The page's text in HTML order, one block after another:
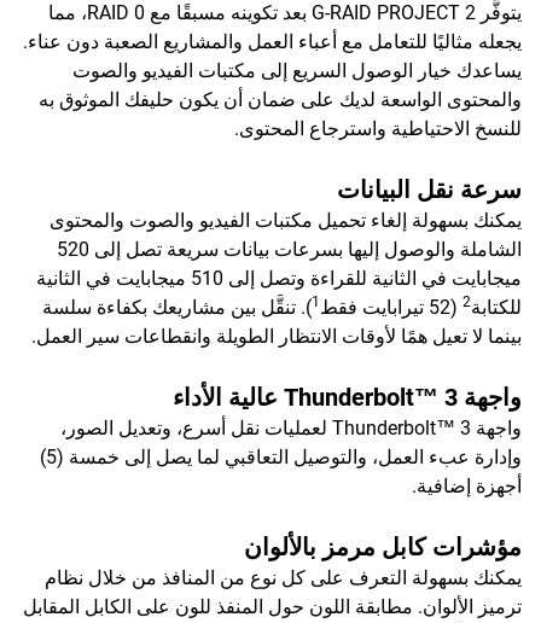
يتوفَّر G-RAID PROJECT 2 بعد تكوينه مسبقًا مع RAID 0، مما
يجعله مثاليًا للتعامل مع أعباء العمل والمشاريع الصعبة دون عناء.
يساعدك خيار الوصول السريع إلى مكتبات الفيديو والصوت
والمحتوى الواسعة لديك على ضمان أن يكون حليفك الموثوق به
للنسخ الاحتياطية واسترجاع المحتوى.
سرعة نقل البيانات
يمكنك بسهولة إلغاء تحميل مكتبات الفيديو والصوت والمحتوى
الشاملة والوصول إليها بسرعات بيانات سريعة تصل إلى 520
ميجابايت في الثانية للقراءة وتصل إلى 510 ميجابايت في الثانية
للكتابة2 (52 تيرابايت فقط 1). تنقَّل بين مشاريعك بكفاءة سلسة
بينما لا تعيل همًا لأوقات الانتظار الطويلة وانقطاعات سير العمل.
واجهة Thunderbolt™ 3 عالية الأداء
واجهة Thunderbolt™ 3 لعمليات نقل أسرع، وتعديل الصور،
وإدارة عبء العمل، والتوصيل التعاقبي لما يصل إلى خمسة (5)
أجهزة إضافية.
مؤشرات كابل مرمز بالألوان
يمكنك بسهولة التعرف على كل نوع من المنافذ من خلال نظام
ترميز الألوان. مطابقة اللون حول المنفذ للون على الكابل المقابل